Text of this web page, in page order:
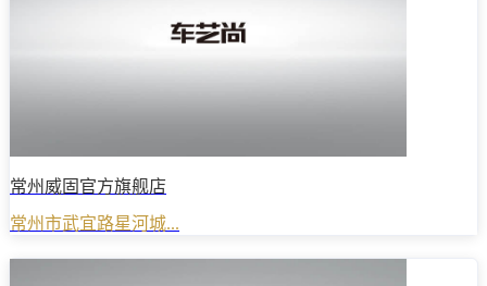
常州威固官方旗舰店
常州市武宜路星河城...